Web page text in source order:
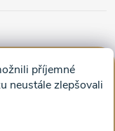
příjemné
neustále zlepšovali